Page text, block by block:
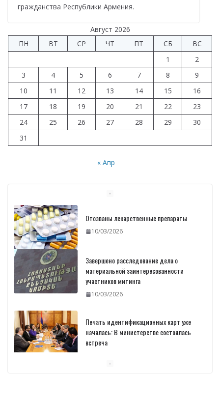
гражданства Республики Армения.
Август 2026
ПН
ВТ СР ЧТ ПТ СБ
ВС
1
2
3
4 5 6 7 8
9
10
11 12 13 14 15
16
17
18 19 20 21 22
23
24
25 26 27 28 29
30
31
« Апр
Завершено расследование дела о
материальной заинтересованности
участников митинга
Печать идентификационных карт уже
началась: В министерстве состоялась
встреча
Пашинян обсудил с главой МАГАТЭ тему
малых модульных реакторов
10/03/2026